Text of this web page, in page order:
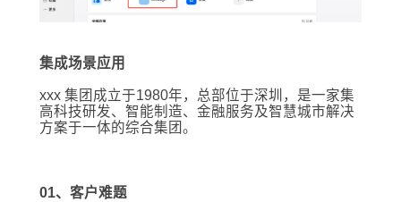
集成场景应用
xxx 集团成立于1980年，总部位于深圳，是一家集
高科技研发、智能制造、金融服务及智慧城市解决
方案于一体的综合集团。
01、客户难题